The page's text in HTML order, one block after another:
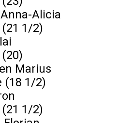
Anna-Alicia
1/2)
Nicolai
Ben Marius
1/2)
Jaron
1/2)